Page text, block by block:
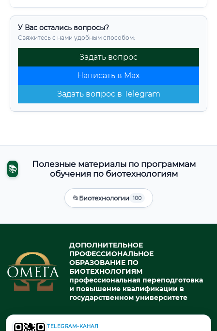
У Вас остались вопросы?
Свяжитесь с нами удобным способом:
Задать вопрос
Написать в Max
Задать вопрос в Telegram
📚
Полезные материалы по программам
обучения по биотехнологиям
📂Биотехнологии 100
ДОПОЛНИТЕЛЬНОЕ
ПРОФЕССИОНАЛЬНОЕ
ОБРАЗОВАНИЕ ПО
БИОТЕХНОЛОГИЯМ
профессиональная переподготовка
и повышение квалификации в
государственном университете
TELEGRAM-КАНАЛ